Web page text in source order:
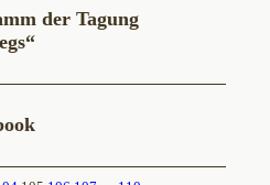
der Tagung